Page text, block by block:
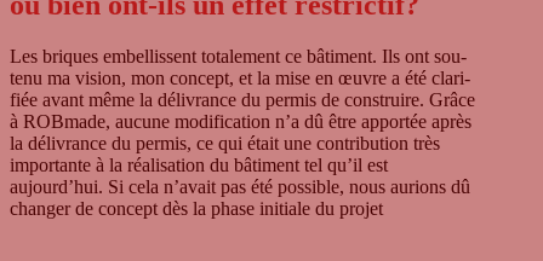
Les bri­ques embel­lis­sent tota­le­ment ce bâti­ment. Ils ont sou­
tenu ma vision, mon con­cept, et la mise en œuvre a été cla­ri­
fiée avant même la déliv­rance du per­mis de con­struire. Grâce
à ROB­made, aucune modi­fi­ca­tion n’a dû être appor­tée après
la déliv­rance du per­mis, ce qui était une con­tri­bu­tion très
importante à la réa­li­sa­tion du bâti­ment tel qu’il est
aujourd’hui. Si cela n’avait pas été pos­si­ble, nous auri­ons dû
chan­ger de con­cept dès la phase initiale du pro­jet